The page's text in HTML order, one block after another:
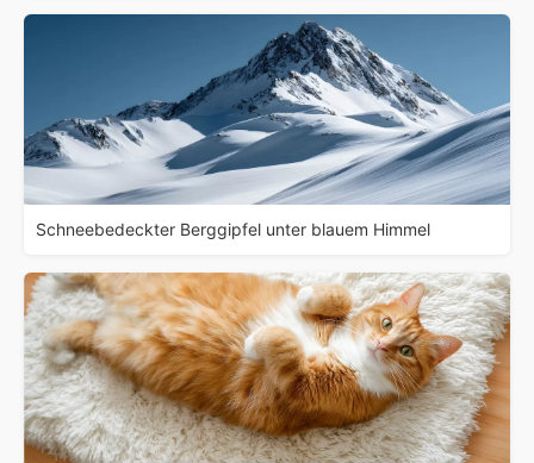
Schneebedeckter Berggipfel unter blauem Himmel